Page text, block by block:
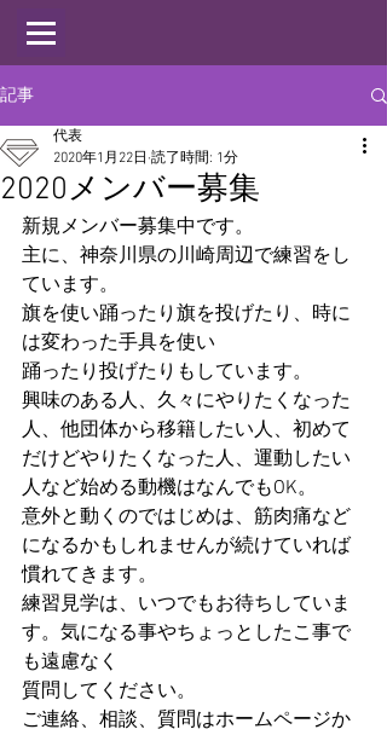
記事
2020メンバー募集
代表
2020年1月22日 読了時間: 1分
新規メンバー募集中です。
主に、神奈川県の川崎周辺で練習をし
ています。
旗を使い踊ったり旗を投げたり、時に
は変わった手具を使い
踊ったり投げたりもしています。
興味のある人、久々にやりたくなった
人、他団体から移籍したい人、初めて
だけどやりたくなった人、運動したい
人など始める動機はなんでもOK。
意外と動くのではじめは、筋肉痛など
になるかもしれませんが続けていれば
慣れてきます。
練習見学は、いつでもお待ちしていま
す。気になる事やちょっとしたこ事で
も遠慮なく
質問してください。
ご連絡、相談、質問はホームページか